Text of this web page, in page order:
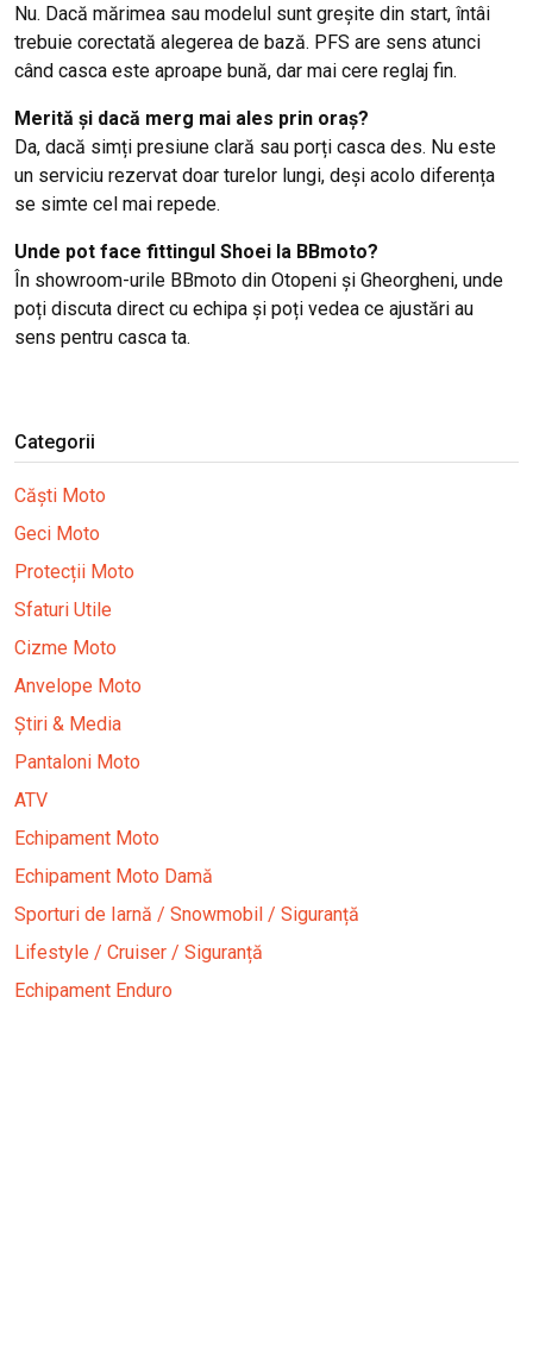
Nu. Dacă mărimea sau modelul sunt greșite din start, întâi
trebuie corectată alegerea de bază. PFS are sens atunci
când casca este aproape bună, dar mai cere reglaj fin.
Merită și dacă merg mai ales prin oraș?
Da, dacă simți presiune clară sau porți casca des. Nu este
un serviciu rezervat doar turelor lungi, deși acolo diferența
se simte cel mai repede.
Unde pot face fittingul Shoei la BBmoto?
În showroom-urile BBmoto din Otopeni și Gheorgheni, unde
poți discuta direct cu echipa și poți vedea ce ajustări au
sens pentru casca ta.
Categorii
Căști Moto
Geci Moto
Protecții Moto
Sfaturi Utile
Cizme Moto
Anvelope Moto
Știri & Media
Pantaloni Moto
ATV
Echipament Moto
Echipament Moto Damă
Sporturi de Iarnă / Snowmobil / Siguranță
Lifestyle / Cruiser / Siguranță
Echipament Enduro